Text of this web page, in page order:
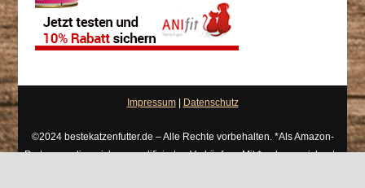
Impressum| Datenschutz
©2024 bestekatzenfutter.de – Alle Rechte vorbehalten. *Als Amazon-
Partner verdiene ich an qualifizierten Verkäufen. Mit * gekennzeichnete